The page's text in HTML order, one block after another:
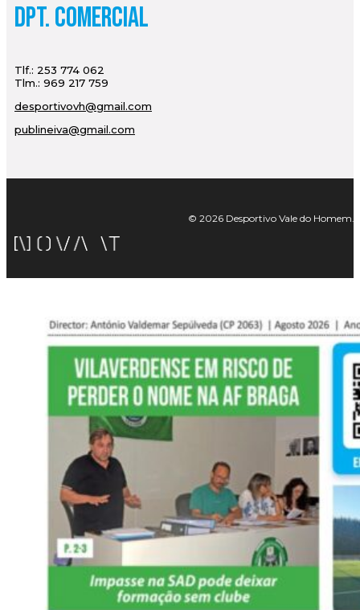
Dpt. Comercial
Tlf.: 253 774 062
Tlm.: 969 217 759
desportivovh@gmail.com
publineiva@gmail.com
© 2026 Desportivo Vale do Homem.